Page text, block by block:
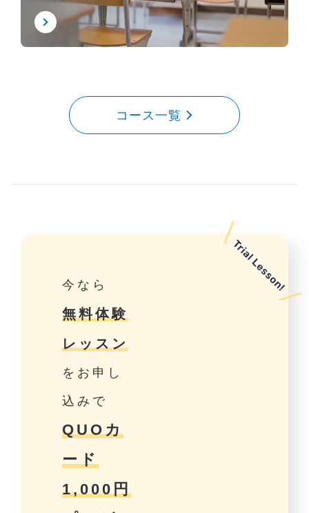
コース一覧
今なら
無料体験
レッスン
をお申し
込みで
QUOカ
ード
1,000円